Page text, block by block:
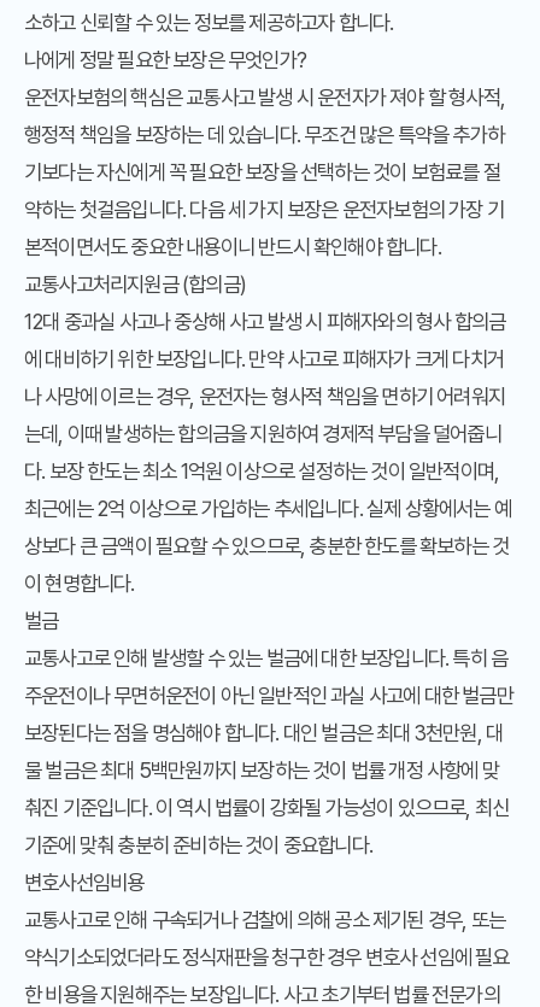
소하고 신뢰할 수 있는 정보를 제공하고자 합니다.
나에게 정말 필요한 보장은 무엇인가?
운전자보험의 핵심은 교통사고 발생 시 운전자가 져야 할 형사적,
행정적 책임을 보장하는 데 있습니다. 무조건 많은 특약을 추가하
기보다는 자신에게 꼭 필요한 보장을 선택하는 것이 보험료를 절
약하는 첫걸음입니다. 다음 세 가지 보장은 운전자보험의 가장 기
본적이면서도 중요한 내용이니 반드시 확인해야 합니다.
교통사고처리지원금 (합의금)
12대 중과실 사고나 중상해 사고 발생 시 피해자와의 형사 합의금
에 대비하기 위한 보장입니다. 만약 사고로 피해자가 크게 다치거
나 사망에 이르는 경우, 운전자는 형사적 책임을 면하기 어려워지
는데, 이때 발생하는 합의금을 지원하여 경제적 부담을 덜어줍니
다. 보장 한도는 최소 1억원 이상으로 설정하는 것이 일반적이며,
최근에는 2억 이상으로 가입하는 추세입니다. 실제 상황에서는 예
상보다 큰 금액이 필요할 수 있으므로, 충분한 한도를 확보하는 것
이 현명합니다.
벌금
교통사고로 인해 발생할 수 있는 벌금에 대한 보장입니다. 특히 음
주운전이나 무면허운전이 아닌 일반적인 과실 사고에 대한 벌금만
보장된다는 점을 명심해야 합니다. 대인 벌금은 최대 3천만원, 대
물 벌금은 최대 5백만원까지 보장하는 것이 법률 개정 사항에 맞
춰진 기준입니다. 이 역시 법률이 강화될 가능성이 있으므로, 최신
기준에 맞춰 충분히 준비하는 것이 중요합니다.
변호사선임비용
교통사고로 인해 구속되거나 검찰에 의해 공소 제기된 경우, 또는
약식기소되었더라도 정식재판을 청구한 경우 변호사 선임에 필요
한 비용을 지원해주는 보장입니다. 사고 초기부터 법률 전문가의